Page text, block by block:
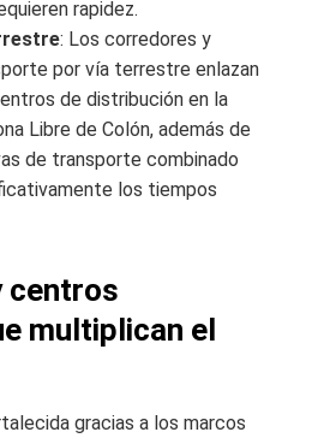
rapidez.
: Los corredores y
por vía terrestre enlazan
de distribución en la
Libre de Colón, además de
de transporte combinado
los tiempos
centros
multiplican el
gracias a los marcos